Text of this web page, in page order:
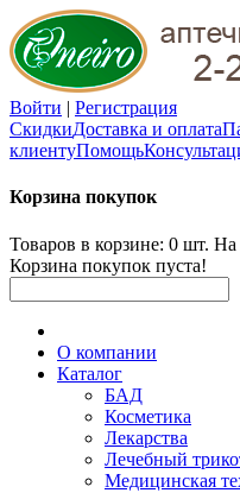
Войти | Регистрация
СкидкиДоставка и оплата
клиентуПомощь
Корзина покупок
Товаров в корзине: 0 шт.
Корзина покупок пуста!
О компании
Каталог
БАД
Косметика
Лекарства
Лечебный
Медицинская